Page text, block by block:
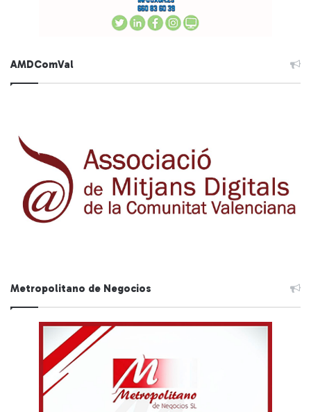
AMDComVal
Metropolitano de Negocios